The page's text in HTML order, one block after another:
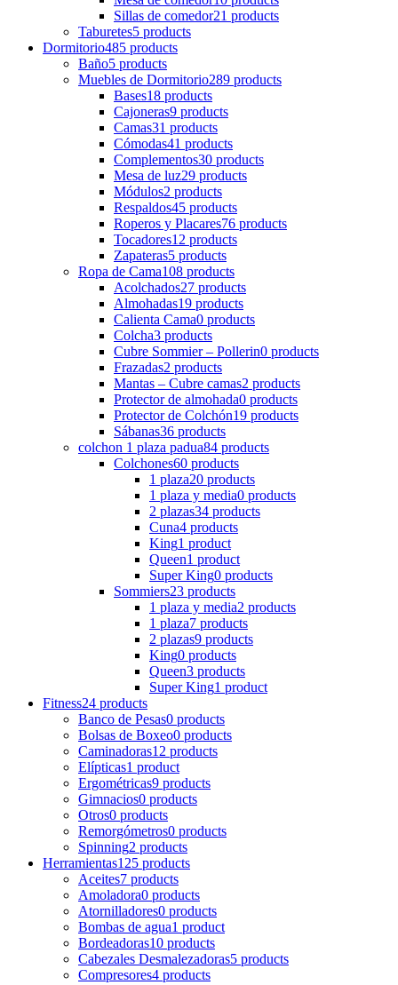
Sillas de comedor21 products
Taburetes5 products
Dormitorio485 products
Baño5 products
Muebles de Dormitorio289 products
Bases18 products
Cajoneras9 products
Camas31 products
Cómodas41 products
Complementos30 products
Mesa de luz29 products
Módulos2 products
Respaldos45 products
Roperos y Placares76 products
Tocadores12 products
Zapateras5 products
Ropa de Cama108 products
Acolchados27 products
Almohadas19 products
Calienta Cama0 products
Colcha3 products
Cubre Sommier – Pollerin0 products
Frazadas2 products
Mantas – Cubre camas2 products
Protector de almohada0 products
Protector de Colchón19 products
Sábanas36 products
colchon 1 plaza padua84 products
Colchones60 products
1 plaza20 products
1 plaza y media0 products
2 plazas34 products
Cuna4 products
King1 product
Queen1 product
Super King0 products
Sommiers23 products
1 plaza y media2 products
1 plaza7 products
2 plazas9 products
King0 products
Queen3 products
Super King1 product
Fitness24 products
Banco de Pesas0 products
Bolsas de Boxeo0 products
Caminadoras12 products
Elípticas1 product
Ergométricas9 products
Gimnacios0 products
Otros0 products
Remorgómetros0 products
Spinning2 products
Herramientas125 products
Aceites7 products
Amoladora0 products
Atornilladores0 products
Bombas de agua1 product
Bordeadoras10 products
Cabezales Desmalezadoras5 products
Compresores4 products